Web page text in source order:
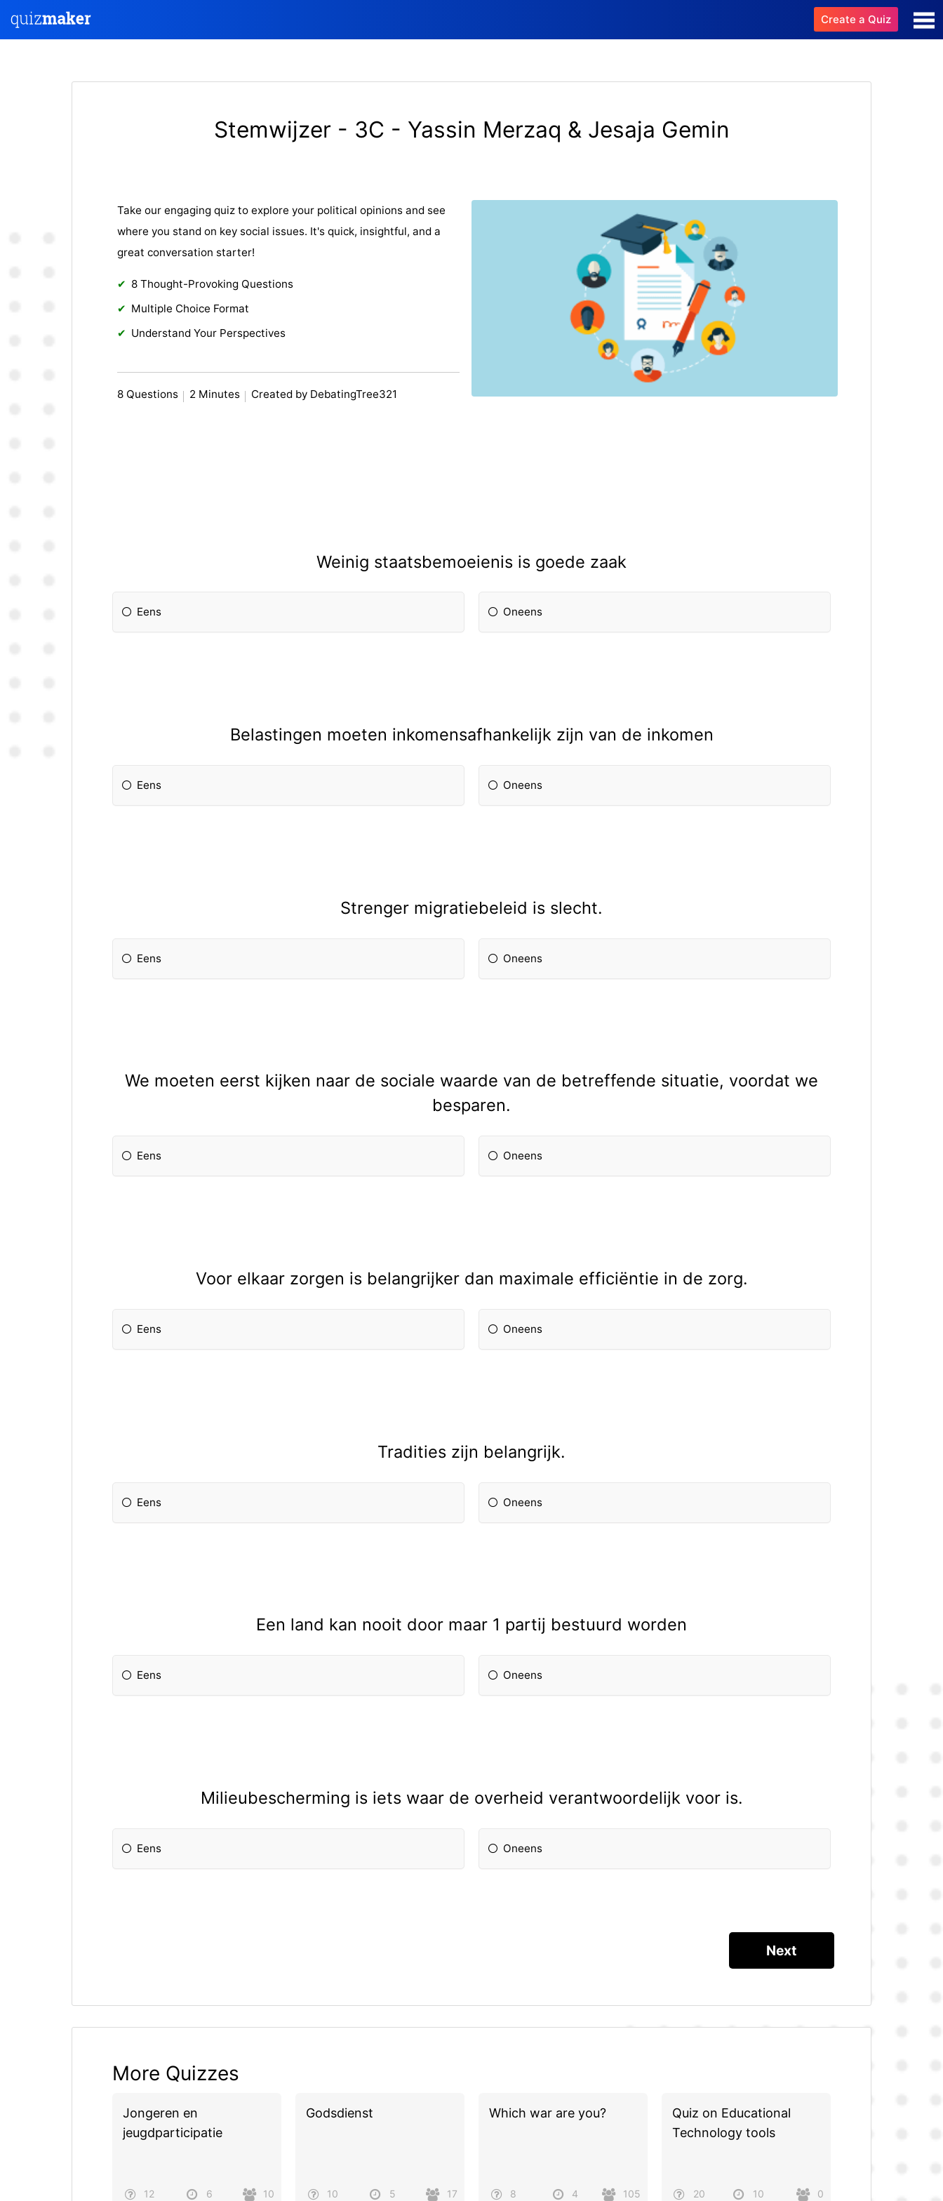
Create a Quiz
Stemwijzer - 3C - Yassin Merzaq & Jesaja Gemin
Take our engaging quiz to explore your political opinions and see
where you stand on key social issues. It's quick, insightful, and a
great conversation starter!
8 Thought-Provoking Questions
Multiple Choice Format
Understand Your Perspectives
8 Questions 2 Minutes Created by DebatingTree321
Weinig staatsbemoeienis is goede zaak
Eens Oneens
Belastingen moeten inkomensafhankelijk zijn van de inkomen
Eens Oneens
Strenger migratiebeleid is slecht.
Eens Oneens
We moeten eerst kijken naar de sociale waarde van de betreffende situatie, voordat we
besparen.
Eens Oneens
Voor elkaar zorgen is belangrijker dan maximale efficiëntie in de zorg.
Eens Oneens
Tradities zijn belangrijk.
Eens Oneens
Een land kan nooit door maar 1 partij bestuurd worden
Eens Oneens
Milieubescherming is iets waar de overheid verantwoordelijk voor is.
Eens Oneens
More Quizzes
Jongeren en
jeugdparticipatie
12 6 10
Godsdienst
10 5 17
Which war are you?
8 4 105
Quiz on Educational
Technology tools
20 10 0